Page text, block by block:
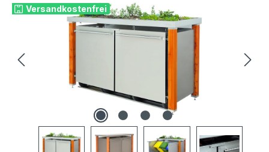
Versandkostenfrei